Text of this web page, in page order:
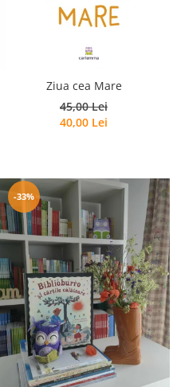
Ziua cea Mare
45,00 Lei
40,00 Lei
-33%